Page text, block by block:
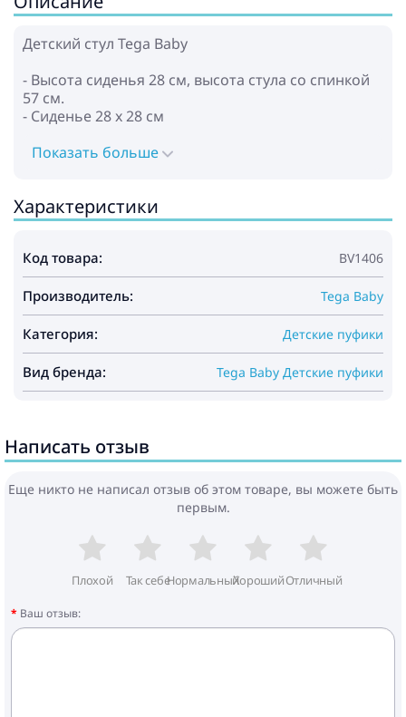
Детский стул Tega Baby
- Высота сиденья 28 cм, высота стула со спинкой
57 cм.
- Сиденье 28 x 28 cм
Показать больше
Характеристики
Код товара: BV1406
Производитель: Tega Baby
Категория: Детские пуфики
Вид бренда: Tega Baby Детские пуфики
Написать отзыв
Еще никто не написал отзыв об этом товаре, вы можете быть
первым.
Плохой Так себеНормальныйХорошийОтличный
Ваш отзыв: